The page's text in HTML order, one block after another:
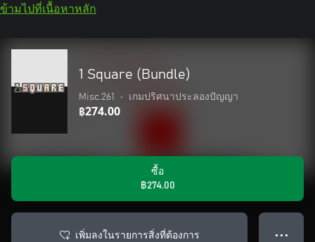
ข้ามไปที่เนื้อหาหลัก
1 Square (Bundle)
Misc.261 • เกมปริศนาประลองปัญญา
฿274.00
ซื้อ
฿274.00
เพิ่มลงในรายการสิ่งที่ต้องการ ● ● ●